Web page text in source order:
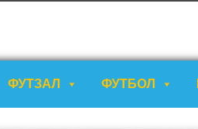
ФУТЗАЛ ФУТБОЛ